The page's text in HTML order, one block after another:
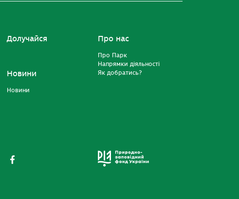
Долучайся
Новини
Новини
Про нас
Про Парк
Напрямки діяльності
Як добратись?